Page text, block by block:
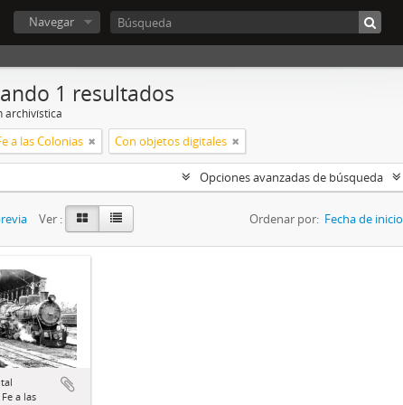
Navegar
1 resultados
archivística
a las Colonias Con objetos digitales
Opciones avanzadas de búsqueda
Ver : Ordenar por: Fecha de inicio
a las